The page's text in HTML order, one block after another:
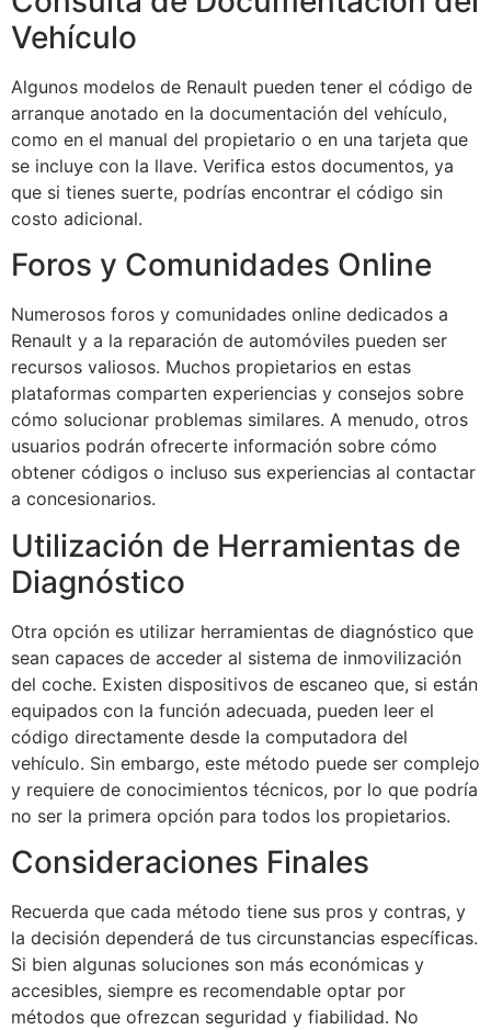
Vehículo
Algunos modelos de Renault pueden tener el código de
arranque anotado en la documentación del vehículo,
como en el manual del propietario o en una tarjeta que
se incluye con la llave. Verifica estos documentos, ya
que si tienes suerte, podrías encontrar el código sin
costo adicional.
Foros y Comunidades Online
Numerosos foros y comunidades online dedicados a
Renault y a la reparación de automóviles pueden ser
recursos valiosos. Muchos propietarios en estas
plataformas comparten experiencias y consejos sobre
cómo solucionar problemas similares. A menudo, otros
usuarios podrán ofrecerte información sobre cómo
obtener códigos o incluso sus experiencias al contactar
a concesionarios.
Utilización de Herramientas de
Diagnóstico
Otra opción es utilizar herramientas de diagnóstico que
sean capaces de acceder al sistema de inmovilización
del coche. Existen dispositivos de escaneo que, si están
equipados con la función adecuada, pueden leer el
código directamente desde la computadora del
vehículo. Sin embargo, este método puede ser complejo
y requiere de conocimientos técnicos, por lo que podría
no ser la primera opción para todos los propietarios.
Consideraciones Finales
Recuerda que cada método tiene sus pros y contras, y
la decisión dependerá de tus circunstancias específicas.
Si bien algunas soluciones son más económicas y
accesibles, siempre es recomendable optar por
métodos que ofrezcan seguridad y fiabilidad. No